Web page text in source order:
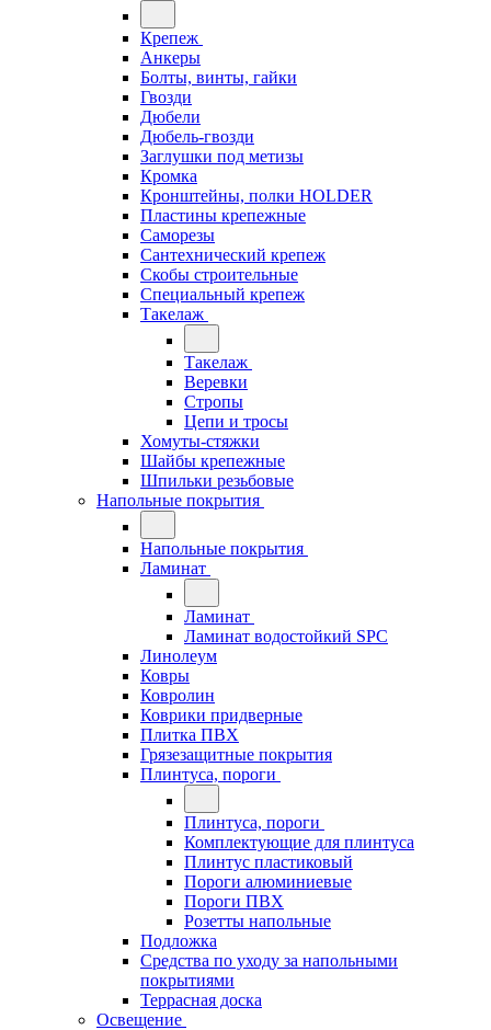
Крепеж
Анкеры
Болты, винты, гайки
Гвозди
Дюбели
Дюбель-гвозди
Заглушки под метизы
Кромка
Кронштейны, полки НОLDER
Пластины крепежные
Саморезы
Сантехнический крепеж
Скобы строительные
Специальный крепеж
Такелаж
Такелаж
Веревки
Стропы
Цепи и тросы
Хомуты-стяжки
Шайбы крепежные
Шпильки резьбовые
Напольные покрытия
Напольные покрытия
Ламинат
Ламинат
Ламинат водостойкий SPC
Линолеум
Ковры
Ковролин
Коврики придверные
Плитка ПВХ
Грязезащитные покрытия
Плинтуса, пороги
Плинтуса, пороги
Комплектующие для плинтуса
Плинтус пластиковый
Пороги алюминиевые
Пороги ПВХ
Розетты напольные
Подложка
Средства по уходу за напольными
покрытиями
Террасная доска
Освещение